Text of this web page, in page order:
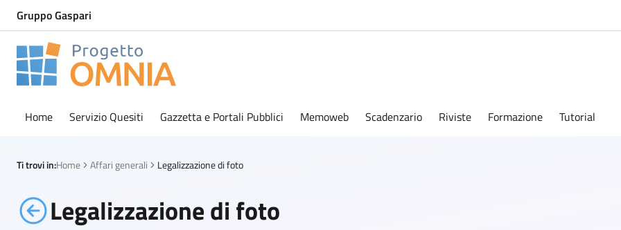
Gruppo Gaspari
Progetto Omnia
Home Servizio Quesiti Gazzetta e Portali Pubblici Memoweb Scadenzario Riviste Formazione Tutorial
Ti trovi in:Home Affari generali Legalizzazione di foto
Legalizzazione di foto